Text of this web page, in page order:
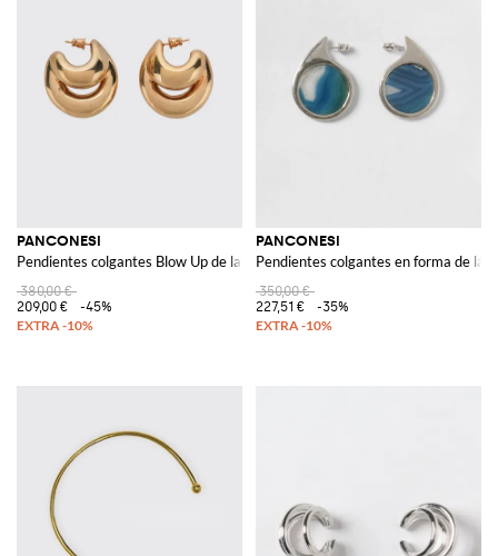
PANCONESI
Pendientes colgantes Blow Up de latón chapado en oro de 18 quilates
380,00 €
209,00 €
-45%
PANCONESI
Pendientes colgantes en forma de
350,00 €
227,51 €
-35%